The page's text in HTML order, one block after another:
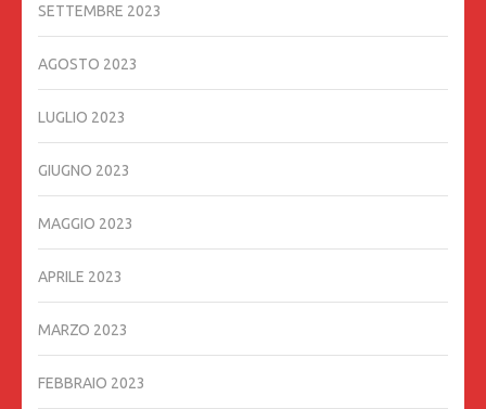
SETTEMBRE 2023
AGOSTO 2023
LUGLIO 2023
GIUGNO 2023
MAGGIO 2023
APRILE 2023
MARZO 2023
FEBBRAIO 2023